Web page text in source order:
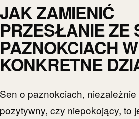
JAK ZAMIENIĆ
PRZESŁANIE ZE
PAZNOKCIACH W
KONKRETNE
Sen o paznokciach, niezależnie
pozytywny, czy niepokojący, to